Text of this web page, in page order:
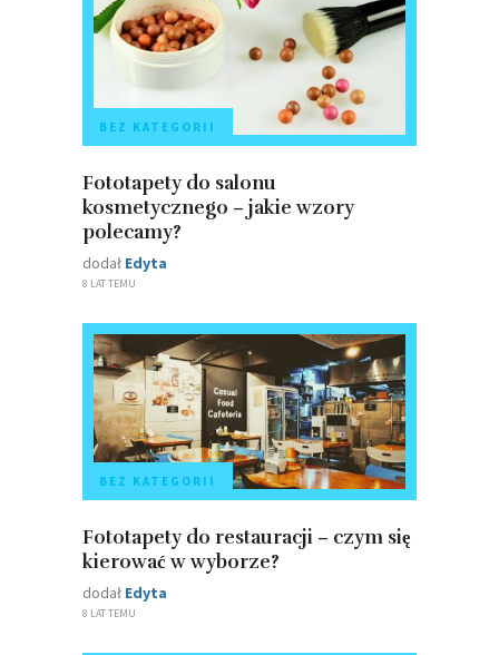
BEZ KATEGORII
Fototapety do salonu
kosmetycznego – jakie wzory
polecamy?
dodał Edyta
8 LAT TEMU
BEZ KATEGORII
Fototapety do restauracji – czym się
kierować w wyborze?
dodał Edyta
8 LAT TEMU